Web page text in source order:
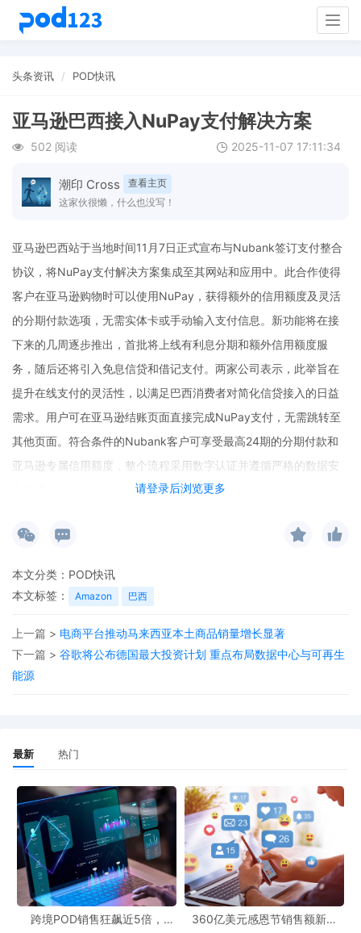
头条资讯 POD快讯
亚马逊巴西接入NuPay支付解决方案
502 阅读 2025-11-07 17:11:34
潮印 Cross
查看主页
这家伙很懒，什么也没写！
请登录后浏览更多
亚马逊巴西站于当地时间11月7日正式宣布与Nubank签订支付整合
协议，将NuPay支付解决方案集成至其网站和应用中。此合作使得
客户在亚马逊购物时可以使用NuPay，获得额外的信用额度及灵活
的分期付款选项，无需实体卡或手动输入支付信息。新功能将在接
下来的几周逐步推出，首批将上线有利息分期和额外信用额度服
务，随后还将引入免息信贷和借记支付。两家公司表示，此举旨在
提升在线支付的灵活性，以满足巴西消费者对简化信贷接入的日益
需求。用户可在亚马逊结账页面直接完成NuPay支付，无需跳转至
其他页面。符合条件的Nubank客户可享受最高24期的分期付款和
亚马逊专属信用额度，整个流程采用数字认证并遵循严格的数据安
本文分类： POD快讯
本文标签：
Amazon 巴西
上一篇 > 电商平台推动马来西亚本土商品销量增长显著
下一篇 > 谷歌将公布德国最大投资计划 重点布局数据中心与可再生
能源
最新 热门
跨境POD销售狂飙近5倍，
360亿美元感恩节销售额新纪